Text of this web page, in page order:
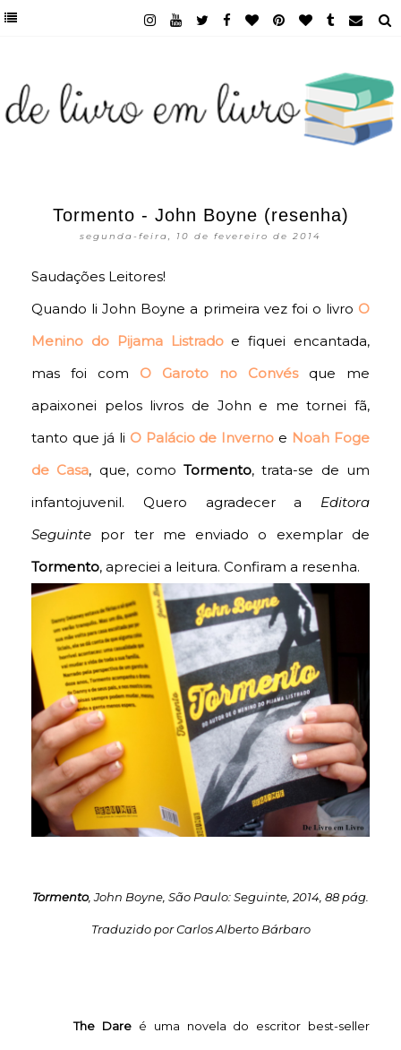
Tormento - John Boyne (resenha)
segunda-feira, 10 de fevereiro de 2014
Saudações Leitores!
Quando li John Boyne a primeira vez foi o livro O
Menino do Pijama Listradoe fiquei encantada,
mas foi com O Garoto no Convés
que me
apaixonei pelos livros de John e me tornei fã,
tanto que já li O Palácio de Inverno e Noah Foge
de Casa, que, comoTormento, trata-se de um
infantojuvenil. Quero agradecer a Editora
Seguinte por ter me enviado o exemplar de
Tormento, apreciei a leitura. Confiram a resenha.
Tormento, John Boyne, São Paulo: Seguinte, 2014, 88 pág.
Traduzido por Carlos Alberto Bárbaro
The Dare é uma novela do escritor best-seller